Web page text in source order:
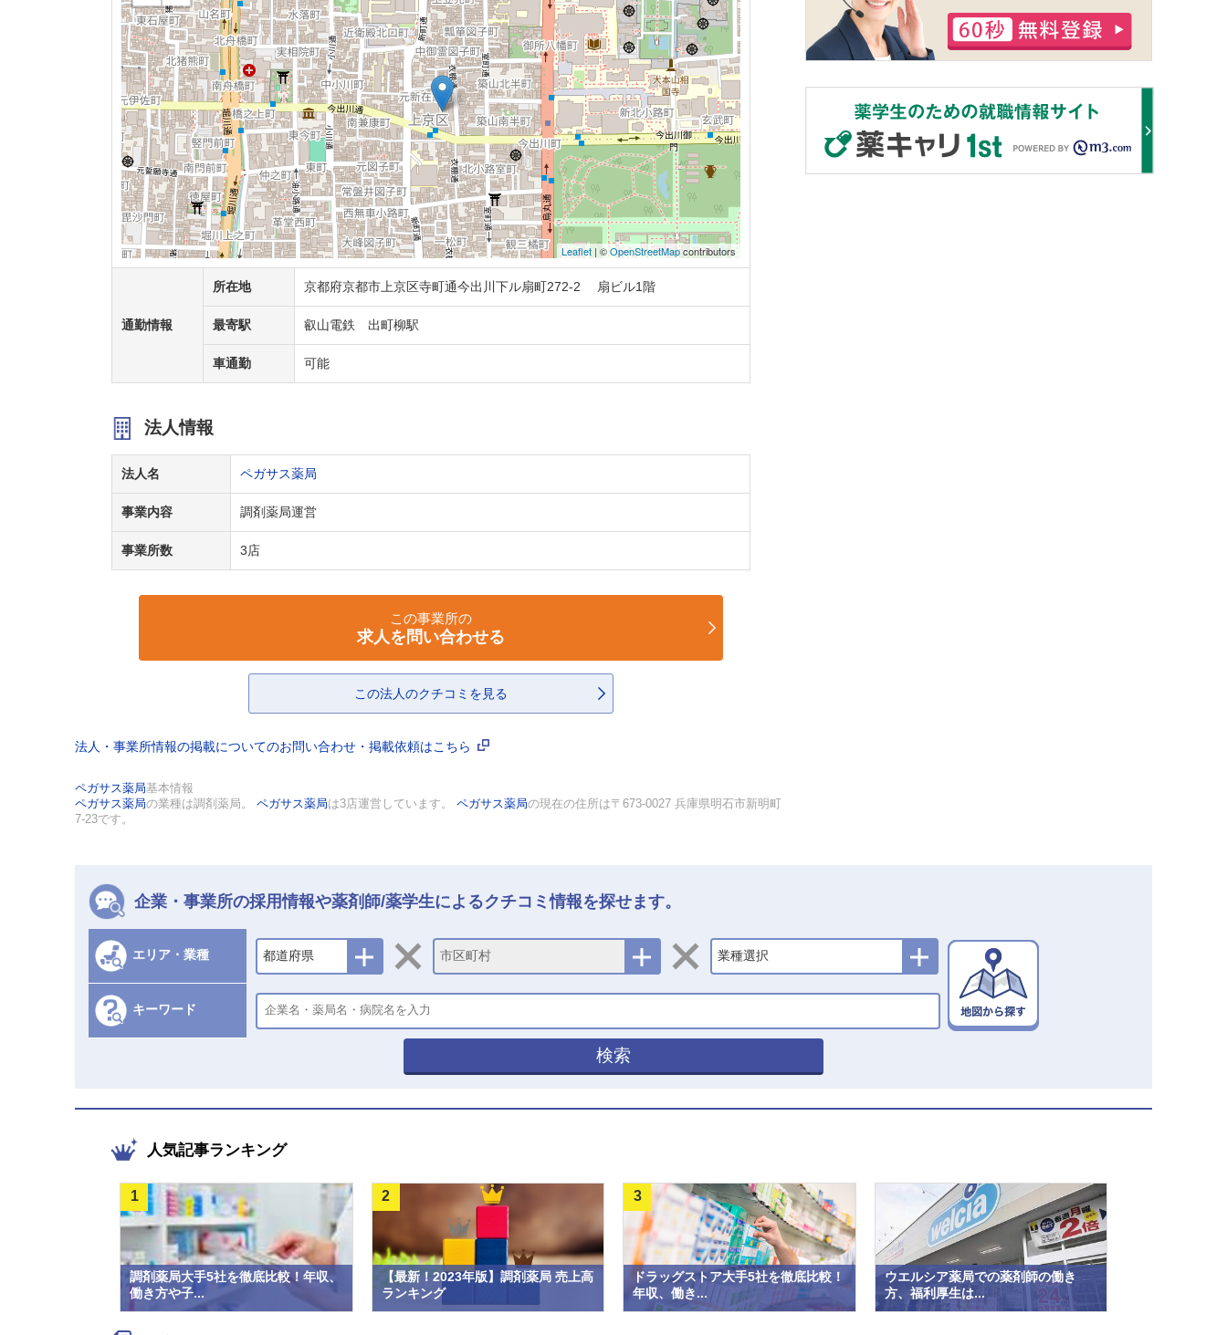
Leaflet | ©OpenStreetMapcontributors
通勤情報
所在地 京都府京都市上京区寺町通今出川下ル扇町272-2 扇ビル1階
最寄駅 叡山電鉄 出町柳駅
車通勤 可能
法人情報
法人名 ペガサス薬局
事業内容 調剤薬局運営
事業所数 3店
この事業所の
求人を問い合わせる
この法人のクチコミを見る
法人・事業所情報の掲載についてのお問い合わせ・掲載依頼はこちら
ペガサス薬局基本情報
ペガサス薬局の業種は調剤薬局。 ペガサス薬局は3店運営しています。 ペガサス薬局の現在の住所は〒673-0027 兵庫県明石市新明町
7-23です。
企業・事業所の採用情報や薬剤師/薬学生によるクチコミ情報を探せます。
エリア・業種 都道府県 市区町村 業種選択
キーワード
検索
人気記事ランキング
調剤薬局大手5社を徹底比較！年収、
働き方や子...
1
【最新！2023年版】調剤薬局 売上高
ランキング
2
ドラッグストア大手5社を徹底比較！
年収、働き...
3
ウエルシア薬局での薬剤師の働き
方、福利厚生は...